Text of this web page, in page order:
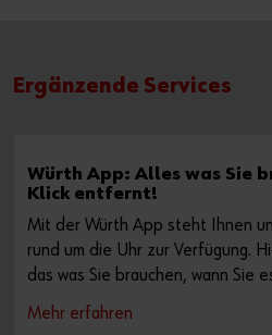
Ergänzende Services
Würth App: Alles was Sie
Klick entfernt!
Mit der Würth App steht Ihnen
rund um die Uhr zur Verfügung.
das was Sie brauchen, wann Sie
Mehr erfahren